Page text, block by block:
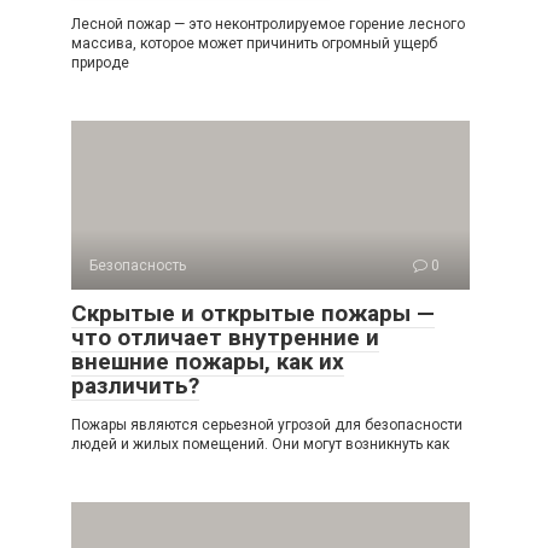
Лесной пожар — это неконтролируемое горение лесного
массива, которое может причинить огромный ущерб
природе
Безопасность 0
Скрытые и открытые пожары —
что отличает внутренние и
внешние пожары, как их
различить?
Пожары являются серьезной угрозой для безопасности
людей и жилых помещений. Они могут возникнуть как